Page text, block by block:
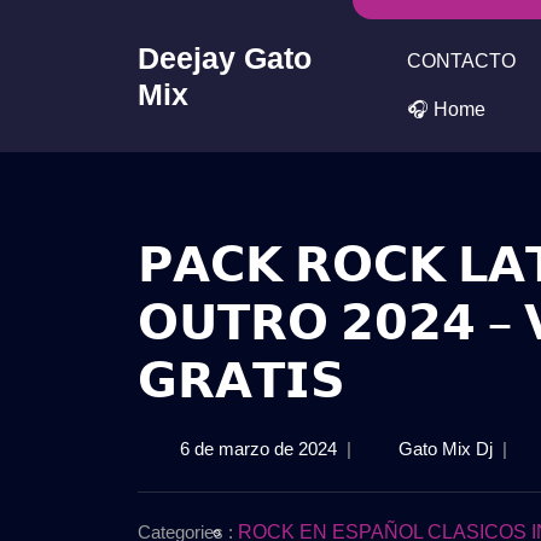
Deejay Gato
Mix
CONTACTO
🎧 Home
𝗣𝗔𝗖𝗞 𝗥𝗢𝗖𝗞
𝗢𝗨𝗧𝗥𝗢 𝟮𝟬𝟮𝟰
𝗚𝗥𝗔𝗧𝗜𝗦
6 de marzo de 20246
de
| Gato Mix Dj𝗣𝗔𝗖𝗞
|
Categories : ROCK EN ESPAÑOL CLASICOS